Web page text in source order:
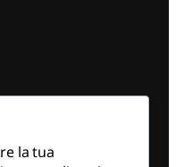
iPad
la tua